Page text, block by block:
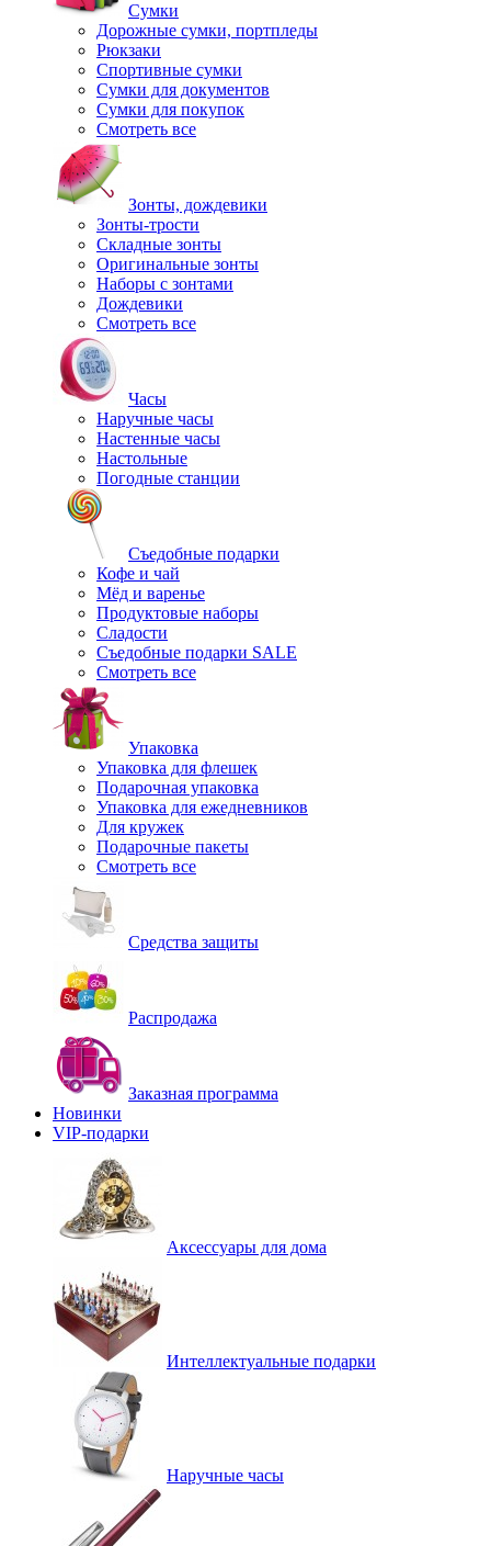
Сумки
Дорожные сумки, портпледы
Рюкзаки
Спортивные сумки
Сумки для документов
Сумки для покупок
Смотреть все
Зонты, дождевики
Зонты-трости
Складные зонты
Оригинальные зонты
Наборы с зонтами
Дождевики
Смотреть все
Часы
Наручные часы
Настенные часы
Настольные
Погодные станции
Съедобные подарки
Кофе и чай
Мёд и варенье
Продуктовые наборы
Сладости
Съедобные подарки SALE
Смотреть все
Упаковка
Упаковка для флешек
Подарочная упаковка
Упаковка для ежедневников
Для кружек
Подарочные пакеты
Смотреть все
Средства защиты
Распродажа
Заказная программа
Новинки
VIP-подарки
Аксессуары для дома
Интеллектуальные подарки
Наручные часы